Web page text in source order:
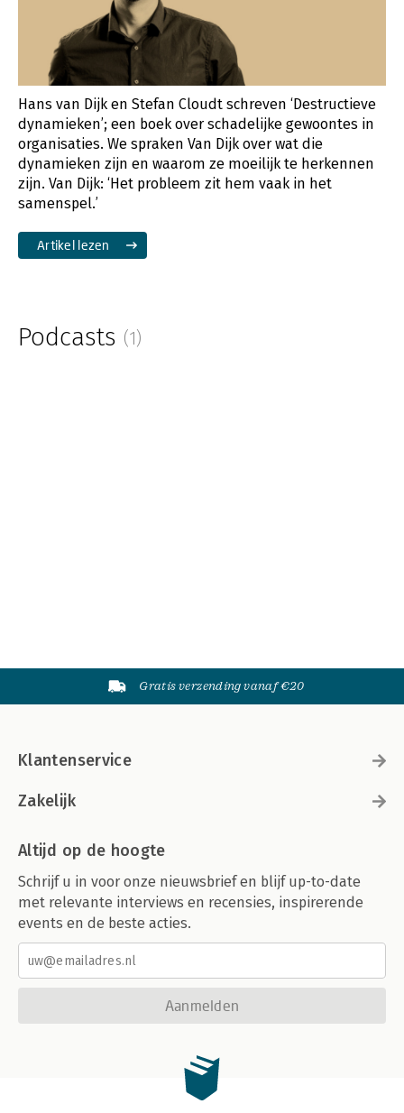
Hans van Dijk en Stefan Cloudt schreven ‘Destructieve
dynamieken’; een boek over schadelijke gewoontes in
organisaties. We spraken Van Dijk over wat die
dynamieken zijn en waarom ze moeilijk te herkennen
zijn. Van Dijk: ‘Het probleem zit hem vaak in het
samenspel.’
Artikel lezen
Podcasts (1)
Gratis verzending vanaf €20
Klantenservice
Zakelijk
Altijd op de hoogte
Schrijf u in voor onze nieuwsbrief en blijf up-to-date
met relevante interviews en recensies, inspirerende
events en de beste acties.
Aanmelden